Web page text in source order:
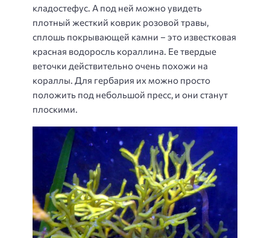
кладостефус. А под ней можно увидеть
плотный жесткий коврик розовой травы,
сплошь покрывающей камни – это известковая
красная водоросль кораллина. Ее твердые
веточки действительно очень похожи на
кораллы. Для гербария их можно просто
положить под небольшой пресс, и они станут
плоскими.